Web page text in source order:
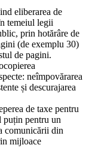
eliberarea de
temeiul legii
prin hotărâre de
(de exemplu 30)
de pagini.
neîmpovărarea
și descurajarea
de taxe pentru
puțin pentru un
comunicării din
mijloace